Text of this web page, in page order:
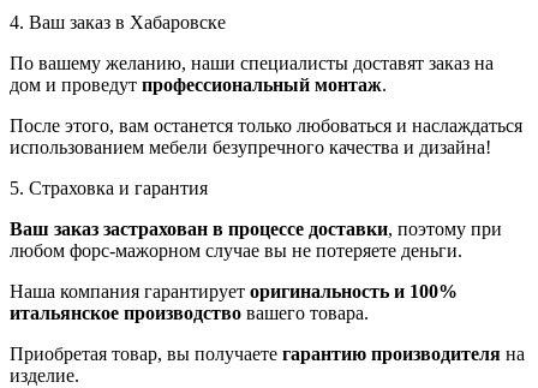
4. Ваш заказ в Хабаровске
По вашему желанию, наши специалисты доставят заказ на
дом и проведут профессиональный монтаж.
После этого, вам останется только любоваться и наслаждаться
использованием мебели безупречного качества и дизайна!
5. Страховка и гарантия
Ваш заказ застрахован в процессе доставки, поэтому при
любом форс-мажорном случае вы не потеряете деньги.
Наша компания гарантирует оригинальность и 100%
итальянское производство вашего товара.
Приобретая товар, вы получаете гарантию производителя на
изделие.